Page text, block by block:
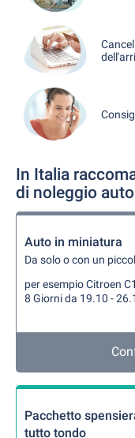
In Italia
di noleggio auto
Auto in miniatura
Da solo o con un
per esempio Citroen C1
8 Giorni da 19.10 -
Pacchetto
tutto tondo